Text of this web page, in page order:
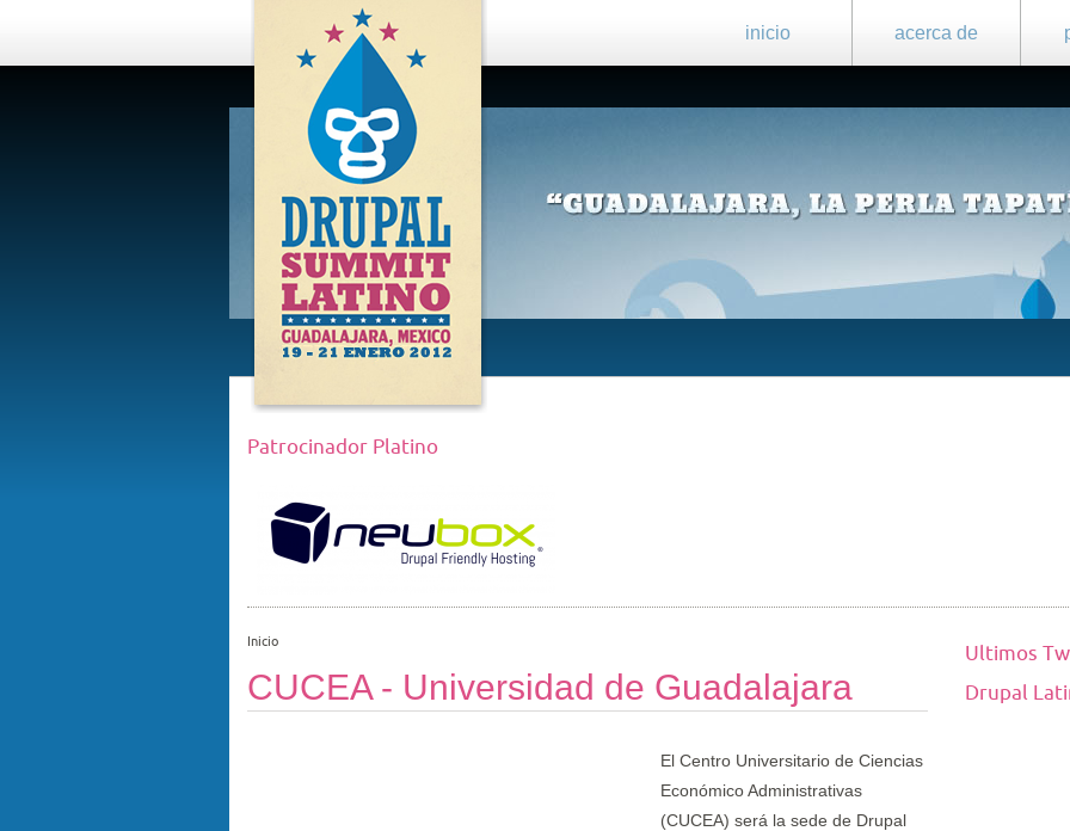
inicio acerca de
DRUPAL
SUMMIT
LATINO,
GUADALAJARA
2012
Patrocinador Platino
Inicio
CUCEA - Universidad de Guadalajara
El Centro Universitario de Ciencias
Económico Administrativas
(CUCEA) será la sede de Drupal
Ultimos
Drupal